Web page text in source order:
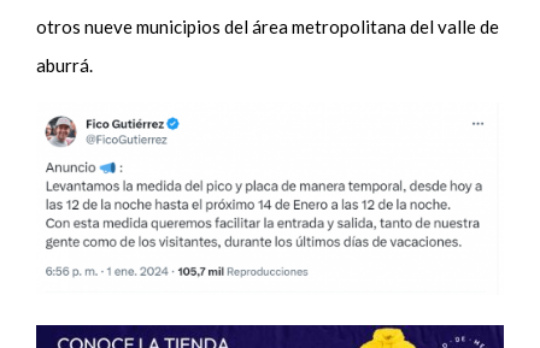
otros nueve municipios del área metropolitana del valle de
aburrá.